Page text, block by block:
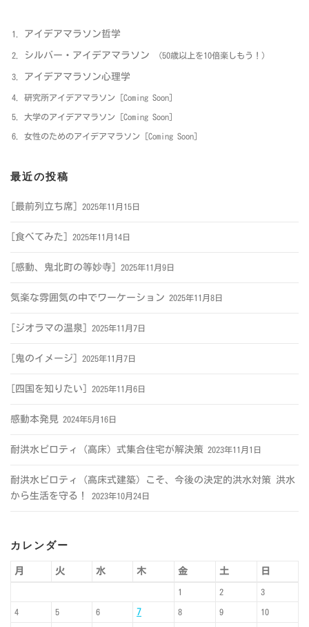
アイデアマラソン哲学
シルバー・アイデアマラソン （50歳以上を10倍楽しもう！）
アイデアマラソン心理学
研究所アイデアマラソン [Coming Soon]
大学のアイデアマラソン [Coming Soon]
女性のためのアイデアマラソン [Coming Soon]
最近の投稿
[最前列立ち席] 2025年11月15日
[食べてみた] 2025年11月14日
[感動、鬼北町の等妙寺] 2025年11月9日
気楽な雰囲気の中でワーケーション 2025年11月8日
[ジオラマの温泉] 2025年11月7日
[鬼のイメージ] 2025年11月7日
[四国を知りたい] 2025年11月6日
感動本発見 2024年5月16日
耐洪水ピロティ（高床）式集合住宅が解決策 2023年11月1日
耐洪水ピロティ（高床式建築）こそ、今後の決定的洪水対策 洪水
から生活を守る！
2023年10月24日
カレンダー
月 火 水 木 金 土 日
1 2 3
4 5 6 7 8 9 10